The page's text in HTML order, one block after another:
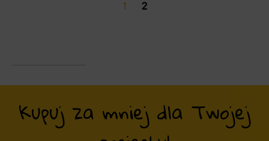
1 2
Kupuj za mniej dla Twojej